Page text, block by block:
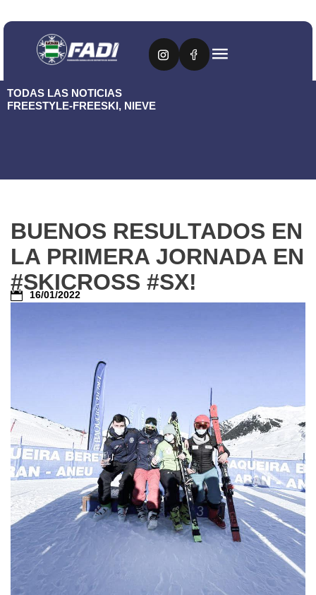
TODAS LAS NOTICIAS
FREESTYLE-FREESKI, NIEVE
BUENOS RESULTADOS EN
LA PRIMERA JORNADA EN
#SKICROSS #SX!
16/01/2022